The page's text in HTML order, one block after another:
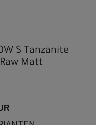
S Tanzanite
Matt